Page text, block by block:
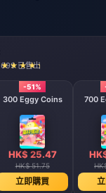
699 已售出
-51%
300 Eggy Coins
HK$ 25.47
HK$ 51.75
立即購買